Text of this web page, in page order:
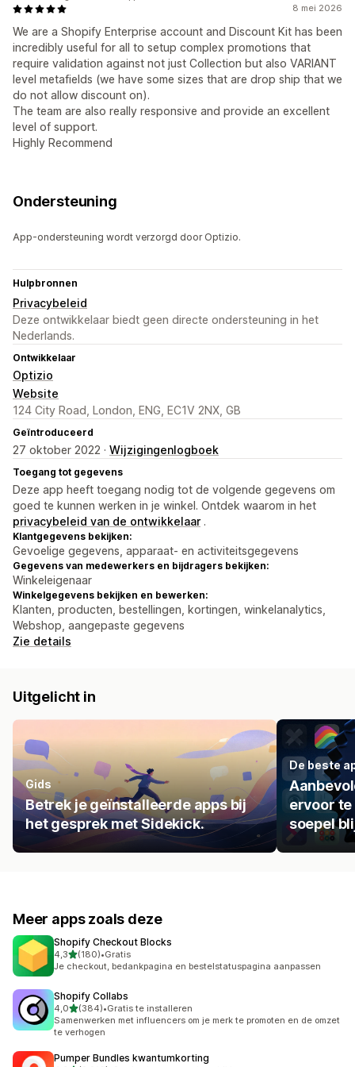
8 mei 2026
We are a Shopify Enterprise account and Discount Kit has been
incredibly useful for all to setup complex promotions that
require validation against not just Collection but also VARIANT
level metafields (we have some sizes that are drop ship that we
do not allow discount on).
The team are also really responsive and provide an excellent
level of support.
Highly Recommend
Ondersteuning
App-ondersteuning wordt verzorgd door Optizio.
Hulpbronnen
Privacybeleid
Deze ontwikkelaar biedt geen directe ondersteuning in het
Nederlands.
Ontwikkelaar
Optizio
Website
124 City Road, London, ENG, EC1V 2NX, GB
Geïntroduceerd
27 oktober 2022 · Wijzigingenlogboek
Toegang tot gegevens
Deze app heeft toegang nodig tot de volgende gegevens om
goed te kunnen werken in je winkel. Ontdek waarom in het
privacybeleid van de ontwikkelaar .
Klantgegevens bekijken:
Gevoelige gegevens, apparaat- en activiteitsgegevens
Gegevens van medewerkers en bijdragers bekijken:
Winkeleigenaar
Winkelgegevens bekijken en bewerken:
Klanten, producten, bestellingen, kortingen, winkelanalytics,
Webshop, aangepaste gegevens
Zie details
Uitgelicht in
Gids
Betrek je geïnstalleerde apps bij
het gesprek met Sidekick.
De beste
ervoor
soepel
Meer apps zoals deze
Shopify Checkout Blocks
4,3van 5 sterren
(180)
180 recensies in totaal
•Gratis
Je checkout, bedankpagina en bestelstatuspagina aanpassen
Shopify Collabs
4,0van 5 sterren
(384)
384 recensies in totaal
•Gratis te installeren
Samenwerken met influencers om je merk te promoten en de omzet
te verhogen
Pumper Bundles kwantumkorting